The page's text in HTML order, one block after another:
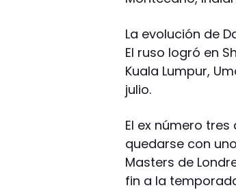
La evolución de
El ruso logró en
Kuala Lumpur,
julio.
El ex número
quedarse con
Masters de
fin a la